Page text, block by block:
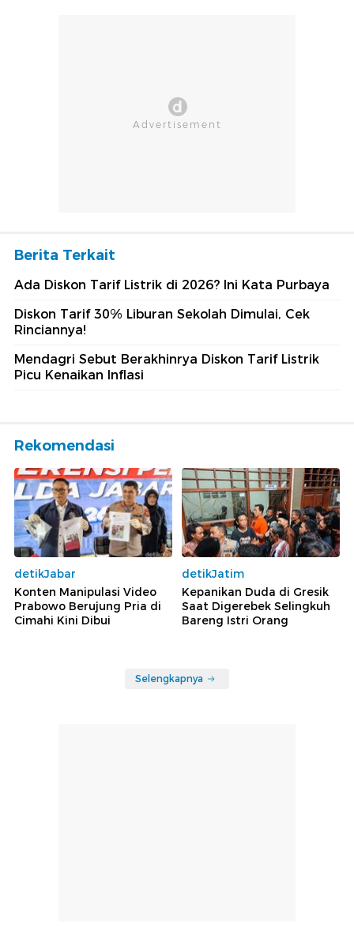
Berita Terkait
Ada Diskon Tarif Listrik di 2026? Ini Kata Purbaya
Diskon Tarif 30% Liburan Sekolah Dimulai, Cek
Rinciannya!
Mendagri Sebut Berakhinrya Diskon Tarif Listrik
Picu Kenaikan Inflasi
Rekomendasi
detikJabar
Konten Manipulasi Video
Prabowo Berujung Pria di
Cimahi Kini Dibui
detikJatim
Kepanikan Duda di Gresik
Saat Digerebek Selingkuh
Bareng Istri Orang
Selengkapnya